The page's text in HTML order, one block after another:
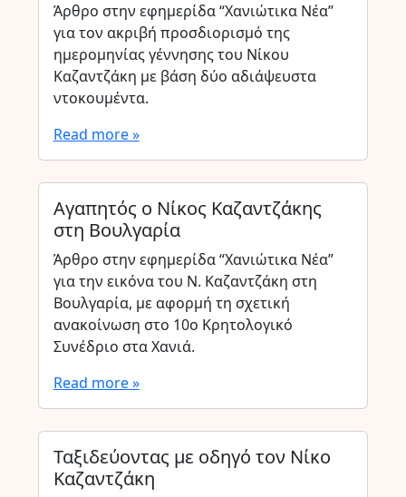
Άρθρο στην εφημερίδα “Χανιώτικα Νέα”
για τον ακριβή προσδιορισμό της
ημερομηνίας γέννησης του Νίκου
Καζαντζάκη με βάση δύο αδιάψευστα
ντοκουμέντα.
Read more »
Αγαπητός ο Νίκος Καζαντζάκης
στη Βουλγαρία
Άρθρο στην εφημερίδα “Χανιώτικα Νέα”
για την εικόνα του Ν. Καζαντζάκη στη
Βουλγαρία, με αφορμή τη σχετική
ανακοίνωση στο 10ο Κρητολογικό
Συνέδριο στα Χανιά.
Read more »
Ταξιδεύοντας με οδηγό τον Νίκο
Καζαντζάκη